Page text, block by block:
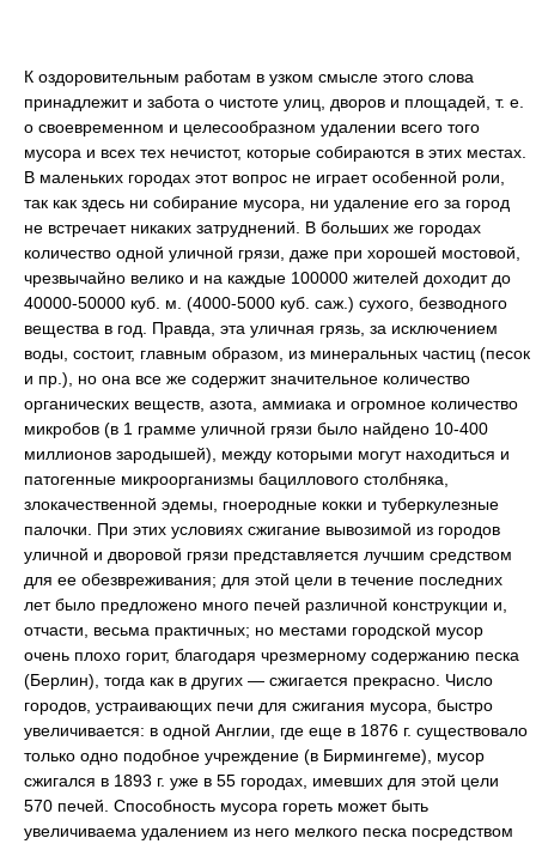
К оздоровительным работам в узком смысле этого слова
принадлежит и забота о чистоте улиц, дворов и площадей, т. е.
о своевременном и целесообразном удалении всего того
мусора и всех тех нечистот, которые собираются в этих местах.
В маленьких городах этот вопрос не играет особенной роли,
так как здесь ни собирание мусора, ни удаление его за город
не встречает никаких затруднений. В больших же городах
количество одной уличной грязи, даже при хорошей мостовой,
чрезвычайно велико и на каждые 100000 жителей доходит до
40000-50000 куб. м. (4000-5000 куб. саж.) сухого, безводного
вещества в год. Правда, эта уличная грязь, за исключением
воды, состоит, главным образом, из минеральных частиц (песок
и пр.), но она все же содержит значительное количество
органических веществ, азота, аммиака и огромное количество
микробов (в 1 грамме уличной грязи было найдено 10-400
миллионов зародышей), между которыми могут находиться и
патогенные микроорганизмы бациллового столбняка,
злокачественной эдемы, гноеродные кокки и туберкулезные
палочки. При этих условиях сжигание вывозимой из городов
уличной и дворовой грязи представляется лучшим средством
для ее обезвреживания; для этой цели в течение последних
лет было предложено много печей различной конструкции и,
отчасти, весьма практичных; но местами городской мусор
очень плохо горит, благодаря чрезмерному содержанию песка
(Берлин), тогда как в других — сжигается прекрасно. Число
городов, устраивающих печи для сжигания мусора, быстро
увеличивается: в одной Англии, где еще в 1876 г. существовало
только одно подобное учреждение (в Бирмингеме), мусор
сжигался в 1893 г. уже в 55 городах, имевших для этой цели
570 печей. Способность мусора гореть может быть
увеличиваема удалением из него мелкого песка посредством